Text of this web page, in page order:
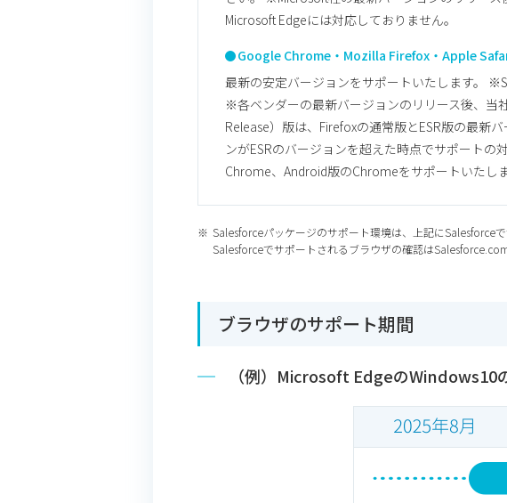
Microsoft Edgeには対応しておりません。
Google Chrome・Mozilla Firefox・Apple
最新の安定バージョンをサポートいたします。
※各ベンダーの最新バージョンのリリース後、当
Release）版は、Firefoxの通常版とESR版の最新
ンがESRのバージョンを超えた時点でサポートの
Chrome、Android版のChromeをサポートいたしま
Salesforceパッケージのサポート環境は、上記にSalesforce
Salesforceでサポートされるブラウザの確認は
ブラウザのサポート期間
（例）Microsoft EdgeのWindows10